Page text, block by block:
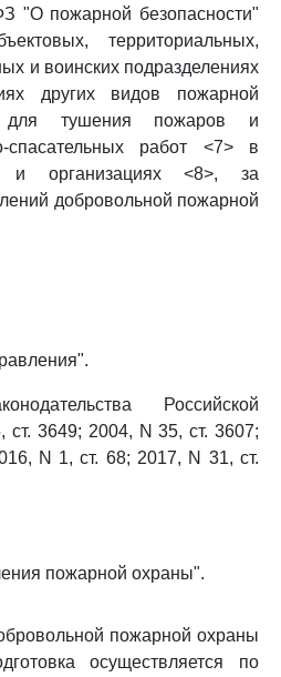
"О пожарной безопасности"
территориальных,
и воинских подразделениях
других видов пожарной
для тушения пожаров и
спасательных работ <7> в
и организациях <8>, за
добровольной пожарной
Российской
3649; 2004, N 35, ст. 3607;
N 1, ст. 68; 2017, N 31, ст.
пожарной охраны".
пожарной охраны
осуществляется по